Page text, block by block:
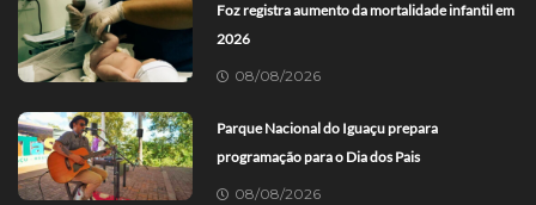
Foz registra aumento da mortalidade infantil em
2026
08/08/2026
Parque Nacional do Iguaçu prepara
programação para o Dia dos Pais
08/08/2026